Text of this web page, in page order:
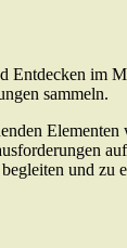
im
sammeln.
und zu